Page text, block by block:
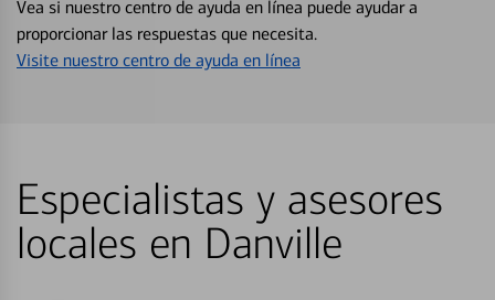
Vea si nuestro centro de ayuda en línea puede ayudar a
proporcionar las respuestas que necesita.
Visite nuestro centro de ayuda en línea
Especialistas y asesores
locales en Danville